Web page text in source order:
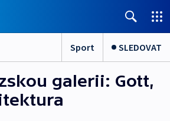
Sport SLEDOVAT
galerii: Gott,